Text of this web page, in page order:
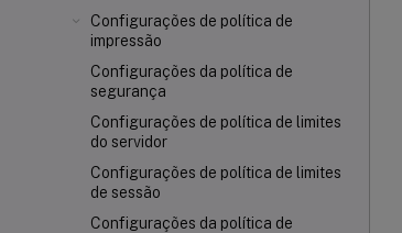
Configurações de política de
impressão
Configurações da política de
segurança
Configurações de política de limites
do servidor
Configurações de política de limites
de sessão
Configurações da política de